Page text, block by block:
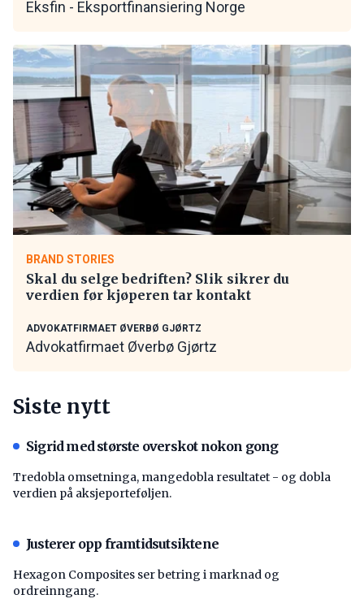
Eksfin - Eksportfinansiering Norge
BRAND STORIES
Skal du selge bedriften? Slik sikrer du
verdien før kjøperen tar kontakt
ADVOKATFIRMAET ØVERBØ GJØRTZ
Advokatfirmaet Øverbø Gjørtz
Siste nytt
Sigrid med største overskot nokon gong
Tredobla omsetninga, mangedobla resultatet - og dobla
verdien på aksjeporteføljen.
Justerer opp framtidsutsiktene
Hexagon Composites ser betring i marknad og
ordreinngang.